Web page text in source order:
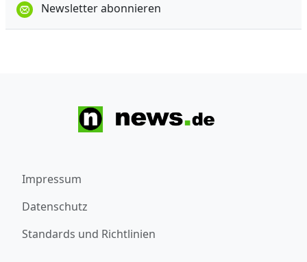
Newsletter abonnieren
Impressum
Datenschutz
Standards und Richtlinien